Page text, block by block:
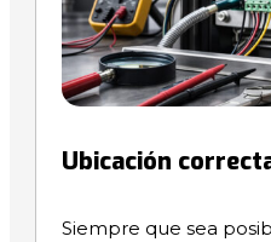
Ubicación
Siempre que sea